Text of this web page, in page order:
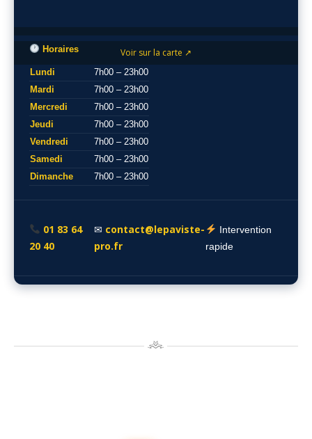
Voir sur la carte ↗
Horaires
Lundi
7h00 – 23h00
Mardi
7h00 – 23h00
Mercredi
7h00 – 23h00
Jeudi
7h00 – 23h00
Vendredi
7h00 – 23h00
Samedi
7h00 – 23h00
Dimanche
7h00 – 23h00
01 83 64
20 40
✉ contact@lepaviste-
pro.fr
Intervention
rapide